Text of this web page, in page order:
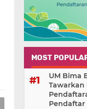
MOST
UM Bima
Tawarkan
Pendaftar